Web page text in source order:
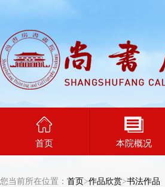
首页 本院概况
您当前所在位置： 首页>作品欣赏>书法作品